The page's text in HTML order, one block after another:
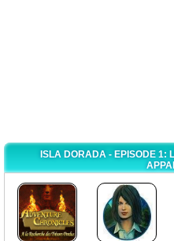
ISLA DORADA - EPISODE 1: